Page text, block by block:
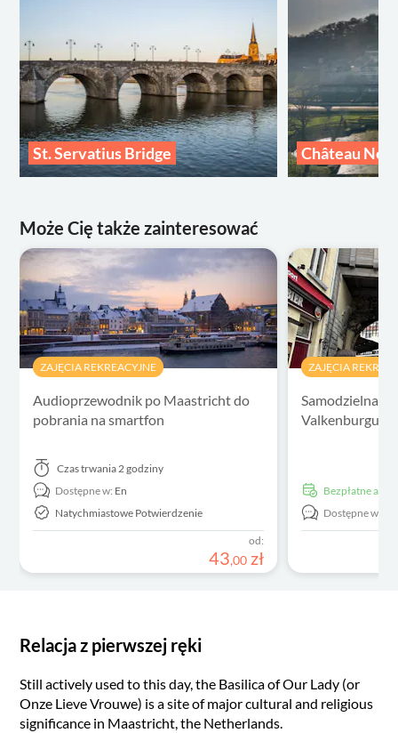
St. Servatius Bridge Château
Może Cię także zainteresować
ZAJĘCIA REKREACYJNE
Audioprzewodnik po Maastricht do
pobrania na smartfon
Czas trwania 2 godziny
Dostępne w: En
Natychmiastowe Potwierdzenie
od:
43,00 zł
ZAJĘCIA
Samodzielna
Valkenburgu
Bezpłatne
Dostępne w:
Relacja z pierwszej ręki
Still actively used to this day, the Basilica of Our Lady (or
Onze Lieve Vrouwe) is a site of major cultural and religious
significance in Maastricht, the Netherlands.